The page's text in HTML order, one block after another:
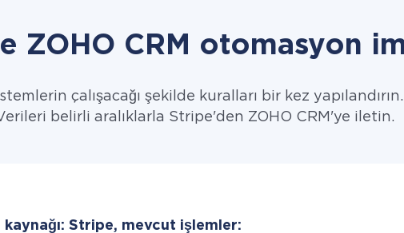
ZOHO CRM otomasyon
çalışacağı şekilde kuralları bir kez yapılandırın.
belirli aralıklarla Stripe'den ZOHO CRM'ye iletin.
kaynağı: Stripe, mevcut işlemler: